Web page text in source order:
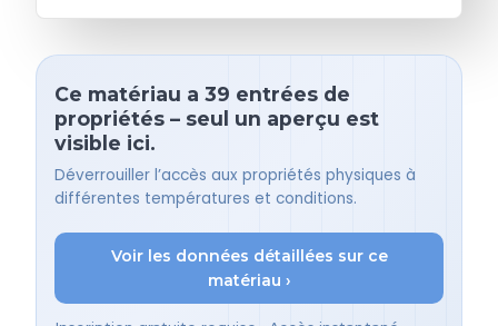
Ce matériau a 39 entrées de
propriétés – seul un aperçu est
visible ici.
Déverrouiller l’accès aux propriétés physiques à
différentes températures et conditions.
Voir les données détaillées sur ce
matériau ›